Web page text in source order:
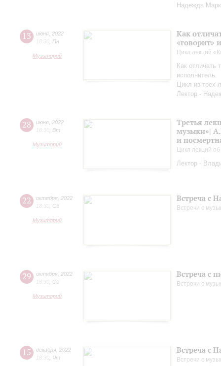
Надежда
13 июня 2022
18:30 Пн
Музиторий
Как
«говорит»
Цикл лекций
Как отличать
исполнитель
Цикл из трех
Лектор -
28 июня 2022
18:30 Вт
Музиторий
Третья
музыки»|
и
Цикл лекций
Лектор -
22 октября 2022
18:30 Сб
Музиторий
Встреча с
Встречи с
29 октября 2022
18:30 Сб
Музиторий
Встреча с
Встречи с
15 декабря 2022
18:30 Чт
Встреча с
Встречи с